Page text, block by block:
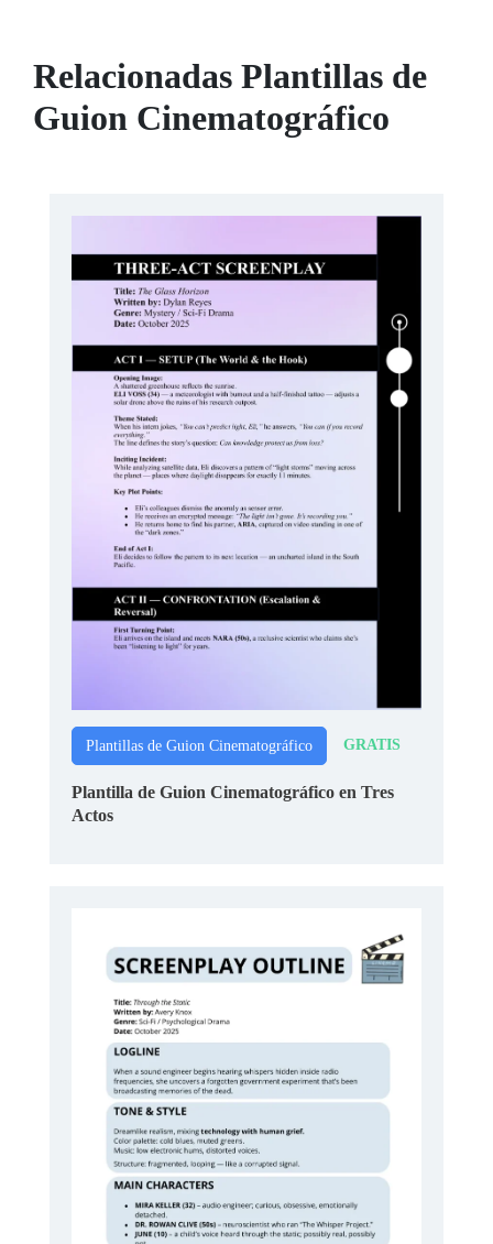
Relacionadas Plantillas de
Guion Cinematográfico
Plantillas de Guion Cinematográfico GRATIS
Plantilla de Guion Cinematográfico en Tres
Actos